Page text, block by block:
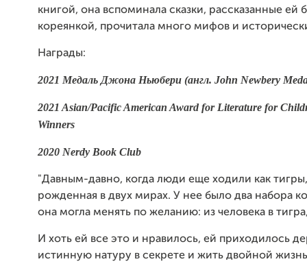
книгой, она вспоминала сказки, рассказанные ей
кореянкой, прочитала много мифов и
Награды:
2021 Медаль Джона Ньюбери (англ. John Newbery
2021 Asian/Pacific American Award for Literature for
Winners
2020 Nerdy Book Club
"Давным-давно, когда люди еще ходили как
рожденная в двух мирах. У нее было два набора
она могла менять по желанию: из человека в
И хоть ей все это и нравилось, ей приходилось
истинную натуру в секрете и жить двойной